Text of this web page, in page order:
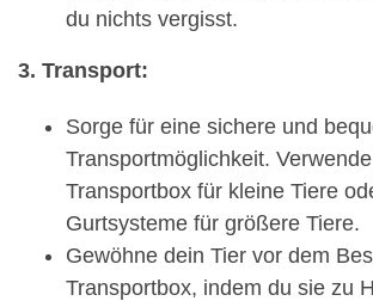
du nichts vergisst.
3. Transport:
Sorge für eine sichere und
Transportmöglichkeit.
Transportbox für kleine Tiere
Gurtsysteme für größere Tiere.
Gewöhne dein Tier vor dem
Transportbox, indem du sie zu